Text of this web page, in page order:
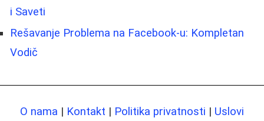
i Saveti
Rešavanje Problema na Facebook-u: Kompletan
Vodič
O nama | Kontakt | Politika privatnosti | Uslovi